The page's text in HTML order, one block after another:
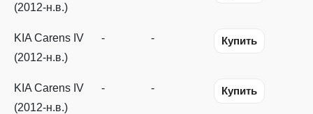
(2012-н.в.)
KIA Carens IV
(2012-н.в.)
- - Купить
KIA Carens IV
(2012-н.в.)
- - Купить